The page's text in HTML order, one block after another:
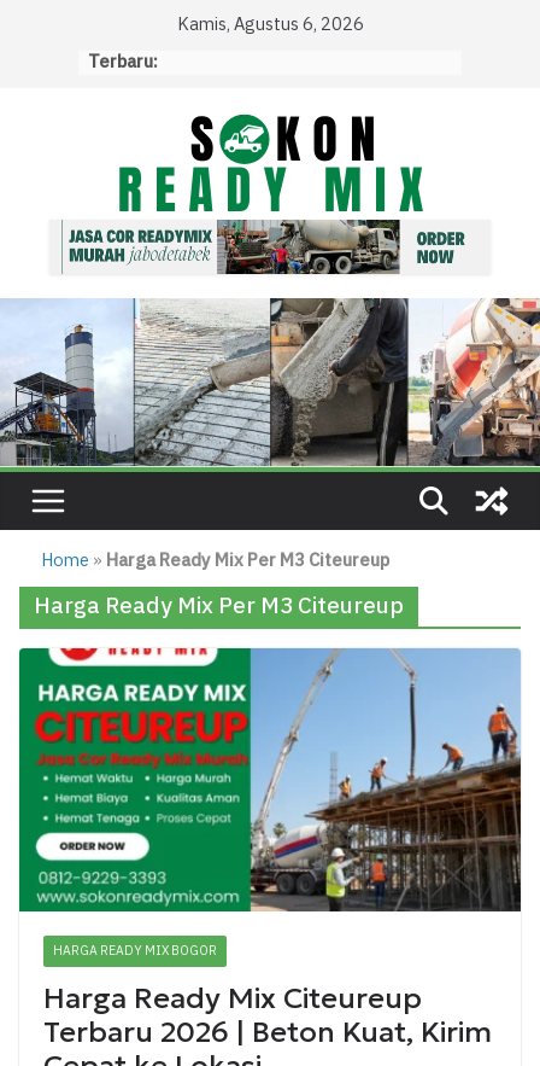
Kamis, Agustus 6, 2026
Terbaru:
Home » Harga Ready Mix Per M3 Citeureup
Harga Ready Mix Per M3 Citeureup
HARGA READY MIX BOGOR
Harga Ready Mix Citeureup
Terbaru 2026 | Beton Kuat, Kirim